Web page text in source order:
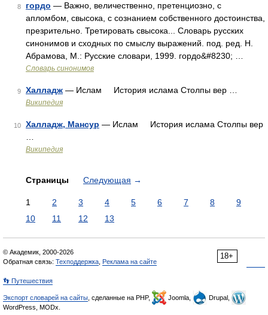
8 гордо — Важно, величественно, претенциозно, с
апломбом, свысока, с сознанием собственного достоинства,
презрительно. Третировать свысока... Словарь русских
синонимов и сходных по смыслу выражений. под. ред. Н.
Абрамова, М.: Русские словари, 1999. гордо&#8230; …
Словарь синонимов
9 Халладж — Ислам История ислама Столпы вер …
Википедия
10 Халладж, Мансур — Ислам История ислама Столпы вер
Википедия
Страницы Следующая →
1 2 3 4 5 6 7 8
9
10
11 12 13
18+
© Академик, 2000-2026
Обратная связь: Техподдержка Реклама на сайте
👣 Путешествия
Экспорт словарей на сайты , сделанные на PHP, Joomla,
Drupal,
WordPress, MODx.